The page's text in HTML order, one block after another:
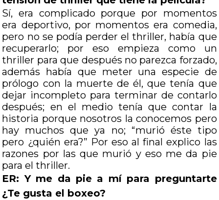
Sí, era complicado porque por momentos
era deportivo, por momentos era comedia,
pero no se podía perder el thriller, había que
recuperarlo; por eso empieza como un
thriller para que después no parezca forzado,
además había que meter una especie de
prólogo con la muerte de él, que tenía que
dejar incompleto para terminar de contarlo
después; en el medio tenía que contar la
historia porque nosotros la conocemos pero
hay muchos que ya no; “murió éste tipo
pero ¿quién era?” Por eso al final explico las
razones por las que murió y eso me da pie
para el thriller.
ER: Y me da pie a mí para preguntarte
¿Te gusta el boxeo?